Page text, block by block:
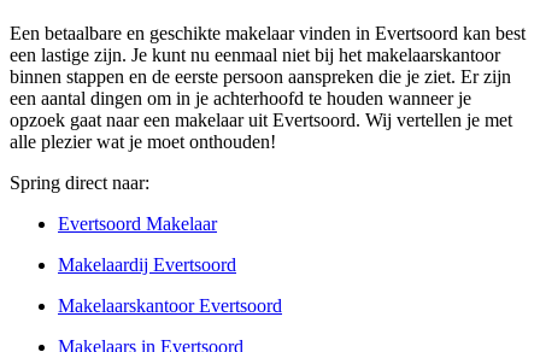
Een betaalbare en geschikte makelaar vinden in Evertsoord kan best
een lastige zijn. Je kunt nu eenmaal niet bij het makelaarskantoor
binnen stappen en de eerste persoon aanspreken die je ziet. Er zijn
een aantal dingen om in je achterhoofd te houden wanneer je
opzoek gaat naar een makelaar uit Evertsoord. Wij vertellen je met
alle plezier wat je moet onthouden!
Spring direct naar:
Evertsoord Makelaar
Makelaardij Evertsoord
Makelaarskantoor Evertsoord
Makelaars in Evertsoord